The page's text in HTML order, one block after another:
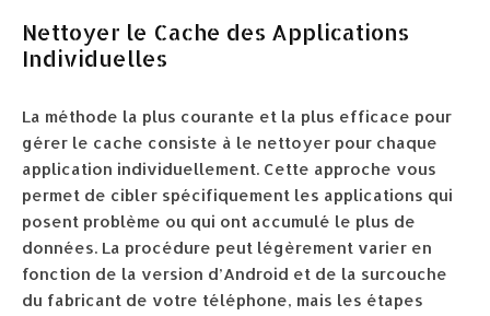
Nettoyer le Cache des Applications
Individuelles
La méthode la plus courante et la plus efficace pour
gérer le cache consiste à le nettoyer pour chaque
application individuellement. Cette approche vous
permet de cibler spécifiquement les applications qui
posent problème ou qui ont accumulé le plus de
données. La procédure peut légèrement varier en
fonction de la version d’Android et de la surcouche
du fabricant de votre téléphone, mais les étapes